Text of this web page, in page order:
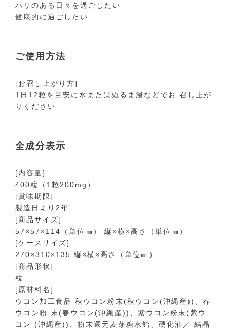
ハリのある日々を過ごしたい
健康的に過ごしたい
ご使用方法
[お召し上がり方]
1日12粒を目安に水またはぬるま湯などでお 召し上が
りください
全成分表示
[内容量]
400粒（1粒200mg）
[賞味期限]
製造日より2年
[商品サイズ]
57×57×114（単位㎜） 縦×横×高さ（単位㎜）
[ケースサイズ]
270×310×135 縦×横×高さ（単位㎜）
[商品形状]
粒
[原材料名]
ウコン加工食品 秋ウコン粉末(秋ウコン(沖縄産))、春
ウコン粉 末(春ウコン(沖縄産))、紫ウコン粉末(紫ウ
コン (沖縄産))、粉末還元麦芽糖水飴、硬化油／ 結晶